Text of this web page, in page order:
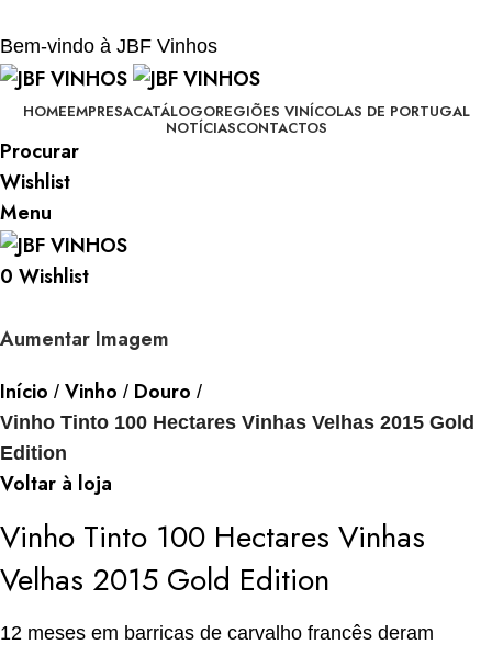
Bem-vindo à JBF Vinhos
HOMEEMPRESACATÁLOGOREGIÕES VINÍCOLAS DE PORTUGAL
NOTÍCIASCONTACTOS
Procurar
Wishlist
Menu
0 Wishlist
Aumentar Imagem
Início
Vinho Douro
Vinho Tinto 100 Hectares Vinhas Velhas 2015 Gold
Edition
Voltar à loja
Vinho Tinto 100 Hectares Vinhas
Velhas 2015 Gold Edition
12 meses em barricas de carvalho francês deram